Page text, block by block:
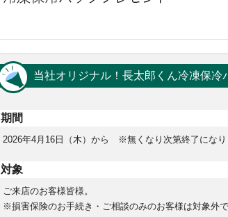
当社オリジナル！長太郎くん冷凍保冷
期間
2026年4月16日（木）から ※無くなり次第終了になり
対象
ご来店のお客様皆様。
※損害保険のお手続き・ご相談のみのお客様は対象外で